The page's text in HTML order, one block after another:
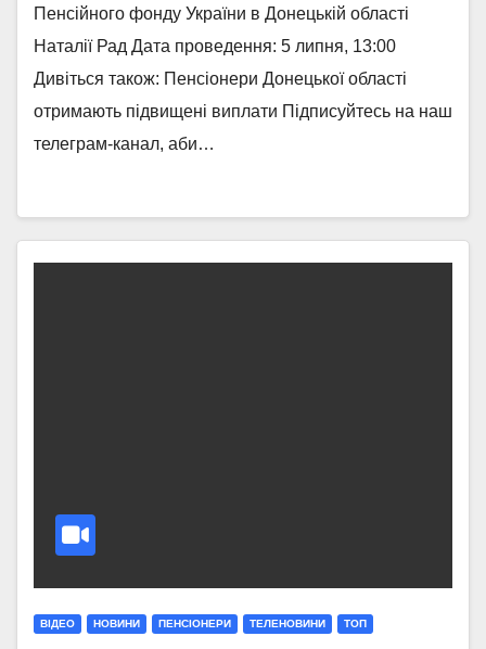
Пенсійного фонду України в Донецькій області
Наталії Рад Дата проведення: 5 липня, 13:00
Дивіться також: Пенсіонери Донецької області
отримають підвищені виплати Підписуйтесь на наш
телеграм-канал, аби…
ВІДЕО НОВИНИ ПЕНСІОНЕРИ ТЕЛЕНОВИНИ ТОП